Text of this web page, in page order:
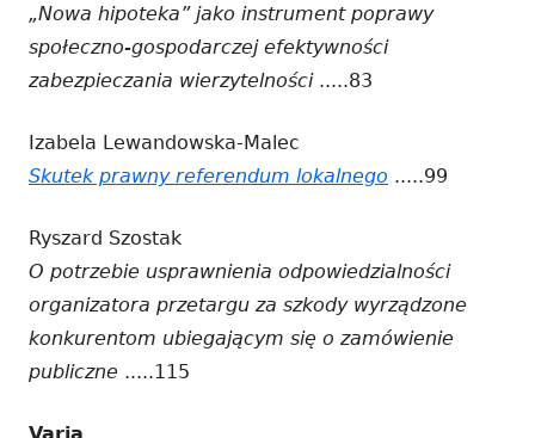
„Nowa hipoteka” jako instrument poprawy
społeczno-gospodarczej efektywności
zabezpieczania wierzytelności.....83
Izabela Lewandowska-Malec
Skutek prawny referendum lokalnego Strona
w
nowym
oknie
.....99
Ryszard Szostak
O potrzebie usprawnienia odpowiedzialności
organizatora przetargu za szkody wyrządzone
konkurentom ubiegającym się o zamówienie
publiczne .....115